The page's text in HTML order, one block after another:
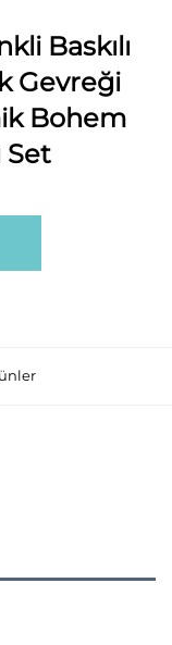
Baskılı
Gevreği
Bohem
Set